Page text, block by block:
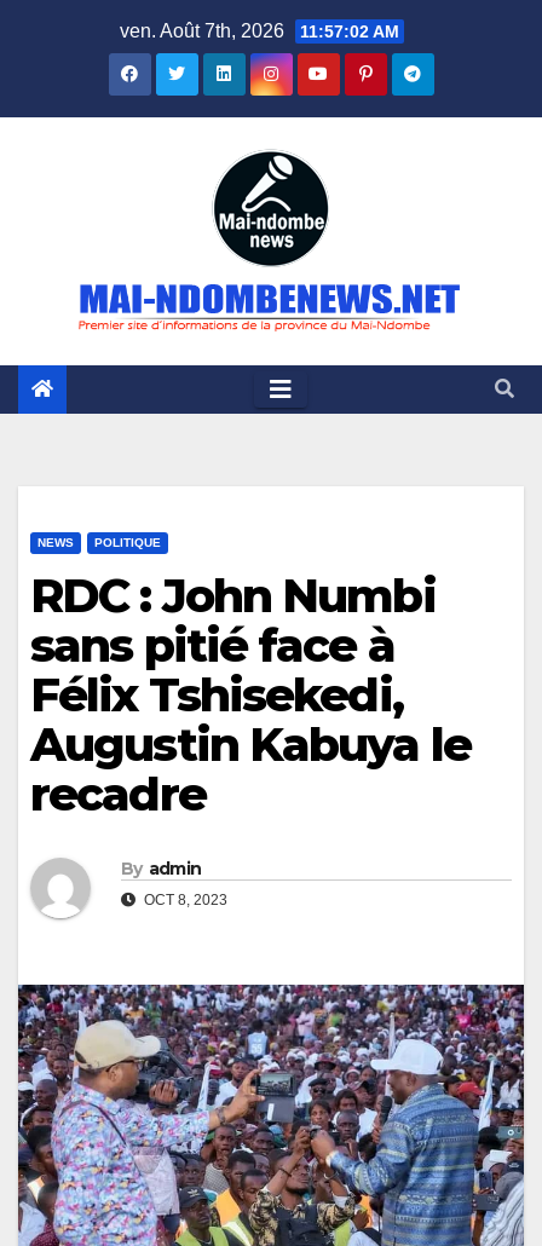
ven. Août 7th, 2026 11:57:03 AM
NEWS POLITIQUE
RDC : John Numbi
sans pitié face à
Félix Tshisekedi,
Augustin Kabuya le
recadre
By admin
OCT 8, 2023